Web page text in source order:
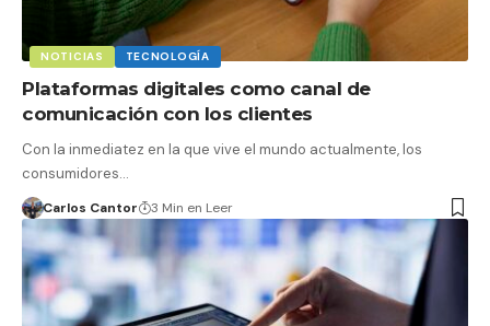
NOTICIAS TECNOLOGÍA
Plataformas digitales como canal de
comunicación con los clientes
Con la inmediatez en la que vive el mundo actualmente, los
consumidores…
Carlos Cantor 3 Min en Leer